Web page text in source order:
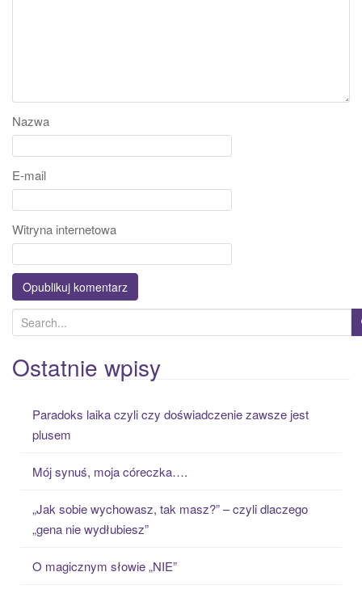
Nazwa
E-mail
Witryna internetowa
e
a
r
Ostatnie wpisy
Paradoks laika czyli czy doświadczenie zawsze jest
plusem
Mój synuś, moja córeczka….
„Jak sobie wychowasz, tak masz?” – czyli dlaczego
„gena nie wydłubiesz”
O magicznym słowie „NIE”